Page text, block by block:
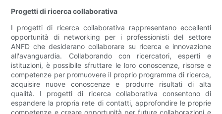
Progetti di ricerca collaborativa
I progetti di ricerca collaborativa rappresentano eccellenti
opportunità di networking per i professionisti del settore
ANFD che desiderano collaborare su ricerca e innovazione
all'avanguardia. Collaborando con ricercatori, esperti e
istituzioni, è possibile sfruttare le loro conoscenze, risorse e
competenze per promuovere il proprio programma di ricerca,
acquisire nuove conoscenze e produrre risultati di alta
qualità. I ​​progetti di ricerca collaborativa consentono di
espandere la propria rete di contatti, approfondire le proprie